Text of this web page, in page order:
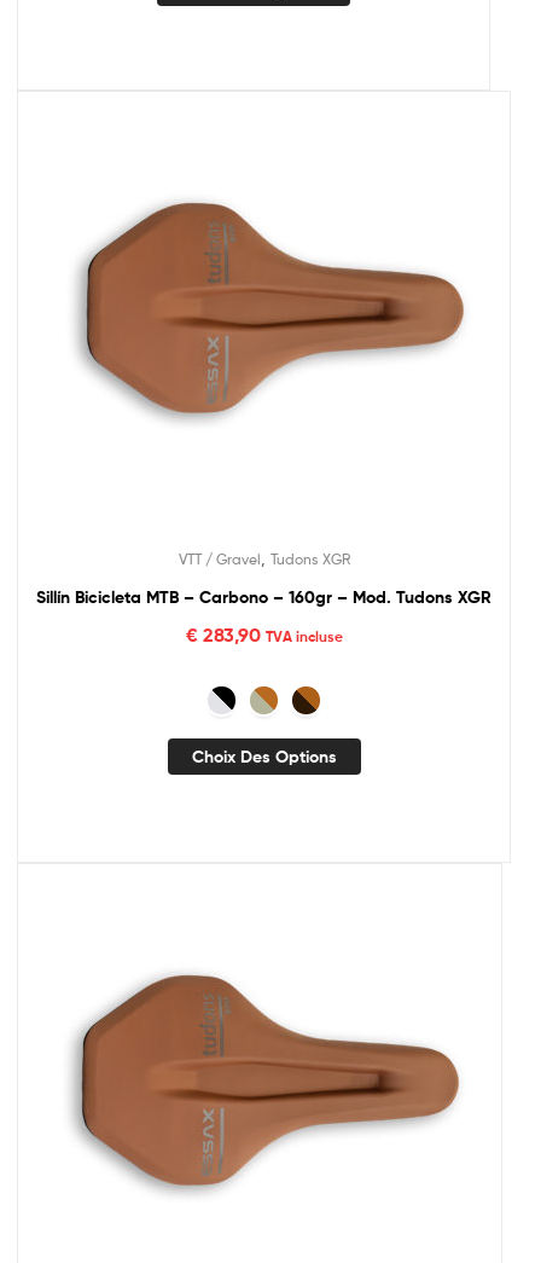
VTT / Gravel Tudons XGR
Sillín Bicicleta MTB – Carbono – 160gr – Mod. Tudons XGR
€283,90 TVA incluse
Choix Des Options